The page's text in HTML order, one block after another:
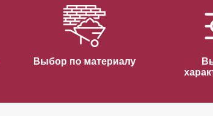
Быстровозводимые заборы
Выбор по материалу